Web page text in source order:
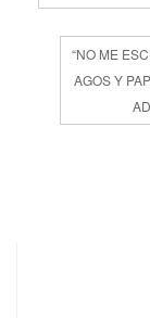
“NO ME
AGOS Y